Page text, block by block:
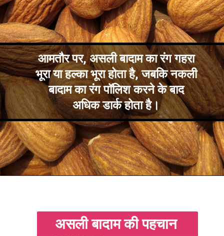
आमतौर पर, असली बादाम का रंग गहरा
भूरा या हल्का भूरा होता है, जबकि नकली
बादाम का रंग पॉलिश करने के बाद
अधिक डार्क होता है।
असली बादाम की पहचान